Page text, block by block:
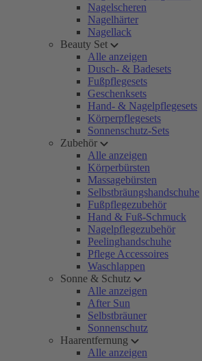
Nagelscheren
Nagelhärter
Nagellack
Beauty Set
Alle anzeigen
Dusch- & Badesets
Fußpflegesets
Geschenksets
Hand- & Nagelpflegesets
Körperpflegesets
Sonnenschutz-Sets
Zubehör
Alle anzeigen
Körperbürsten
Massagebürsten
Selbstbräungshandschuhe
Fußpflegezubehör
Hand & Fuß-Schmuck
Nagelpflegezubehör
Peelinghandschuhe
Pflege Accessoires
Waschlappen
Sonne & Schutz
Alle anzeigen
After Sun
Selbstbräuner
Sonnenschutz
Haarentfernung
Alle anzeigen